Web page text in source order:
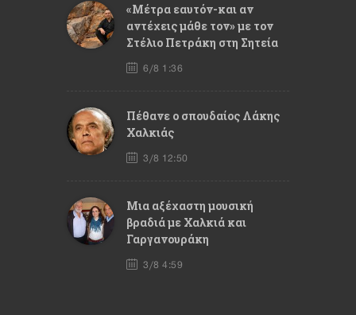
«Μέτρα εαυτόν-και αν
αντέχεις μάθε τον» με τον
Στέλιο Πετράκη στη Σητεία
6/8 1:36
Πέθανε ο σπουδαίος Λάκης
Χαλκιάς
3/8 12:50
Mια αξέχαστη μουσική
βραδιά με Χαλκιά και
Γαργανουράκη
3/8 4:59